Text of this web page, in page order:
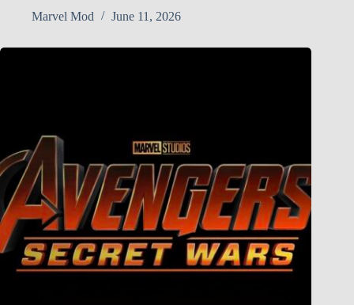
Marvel Mod
June 11, 2026